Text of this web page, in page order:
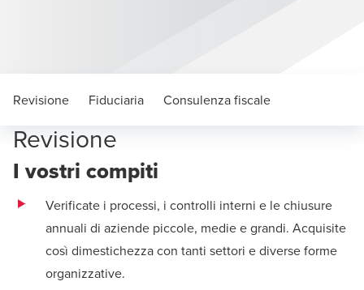
Revisione Fiduciaria Consulenza fiscale
Revisione
I vostri compiti
Verificate i processi, i controlli interni e le chiusure
annuali di aziende piccole, medie e grandi. Acquisite
così dimestichezza con tanti settori e diverse forme
organizzative.